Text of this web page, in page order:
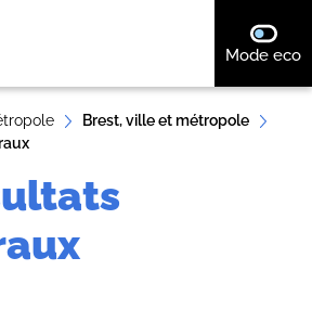
Mode eco
Brest, ville et métropole